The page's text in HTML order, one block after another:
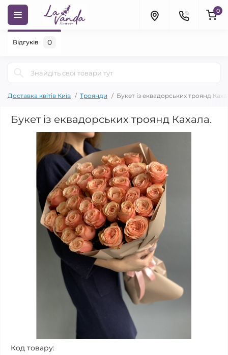
0
Доставка квітів Київ Троянди Букет із еквадорських троянд
Букет із еквадорських троянд Кахала.
Код товару:
Відгуків 0